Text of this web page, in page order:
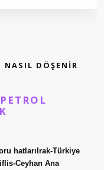
NASIL DÖŞENIR
hatlarıIrak-Türkiye
Ceyhan Ana